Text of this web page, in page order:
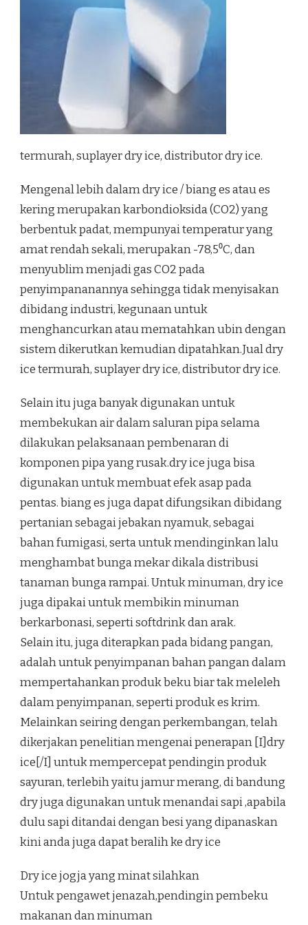
termurah, suplayer dry ice, distributor dry ice.
Mengenal lebih dalam dry ice / biang es atau es
kering merupakan karbondioksida (CO2) yang
berbentuk padat, mempunyai temperatur yang
amat rendah sekali, merupakan -78,5⁰C, dan
menyublim menjadi gas CO2 pada
penyimpananannya sehingga tidak menyisakan
dibidang industri, kegunaan untuk
menghancurkan atau mematahkan ubin dengan
sistem dikerutkan kemudian dipatahkan.Jual dry
ice termurah, suplayer dry ice, distributor dry ice.
Selain itu juga banyak digunakan untuk
membekukan air dalam saluran pipa selama
dilakukan pelaksanaan pembenaran di
komponen pipa yang rusak.dry ice juga bisa
digunakan untuk membuat efek asap pada
pentas. biang es juga dapat difungsikan dibidang
pertanian sebagai jebakan nyamuk, sebagai
bahan fumigasi, serta untuk mendinginkan lalu
menghambat bunga mekar dikala distribusi
tanaman bunga rampai. Untuk minuman, dry ice
juga dipakai untuk membikin minuman
berkarbonasi, seperti softdrink dan arak.
Selain itu, juga diterapkan pada bidang pangan,
adalah untuk penyimpanan bahan pangan dalam
mempertahankan produk beku biar tak meleleh
dalam penyimpanan, seperti produk es krim.
Melainkan seiring dengan perkembangan, telah
dikerjakan penelitian mengenai penerapan [I]dry
ice[/I] untuk mempercepat pendingin produk
sayuran, terlebih yaitu jamur merang, di bandung
dry juga digunakan untuk menandai sapi ,apabila
dulu sapi ditandai dengan besi yang dipanaskan
kini anda juga dapat beralih ke dry ice
Dry ice jogja yang minat silahkan
Untuk pengawet jenazah,pendingin pembeku
makanan dan minuman